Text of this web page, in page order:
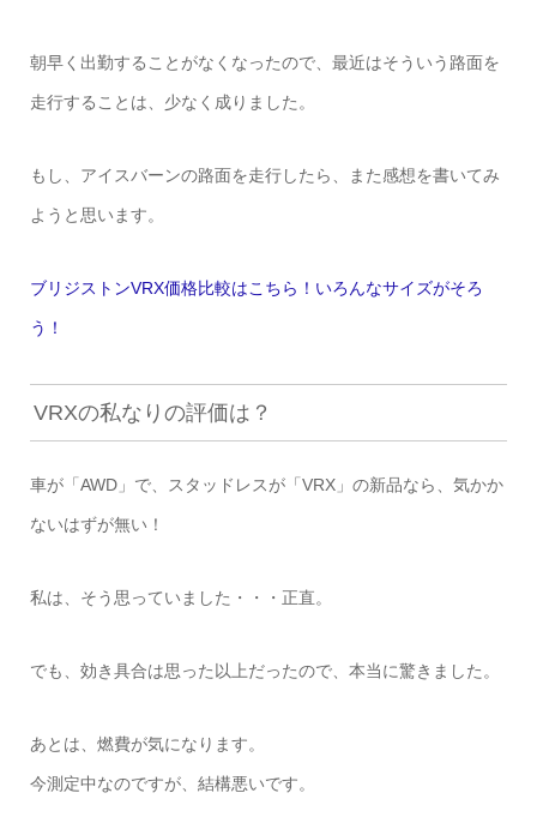
朝早く出勤することがなくなったので、最近はそういう路面を
走行することは、少なく成りました。
もし、アイスバーンの路面を走行したら、また感想を書いてみ
ようと思います。
ブリジストンVRX価格比較はこちら！いろんなサイズがそろ
う！
VRXの私なりの評価は？
車が「AWD」で、スタッドレスが「VRX」の新品なら、気かか
ないはずが無い！
私は、そう思っていました・・・正直。
でも、効き具合は思った以上だったので、本当に驚きました。
あとは、燃費が気になります。
今測定中なのですが、結構悪いです。